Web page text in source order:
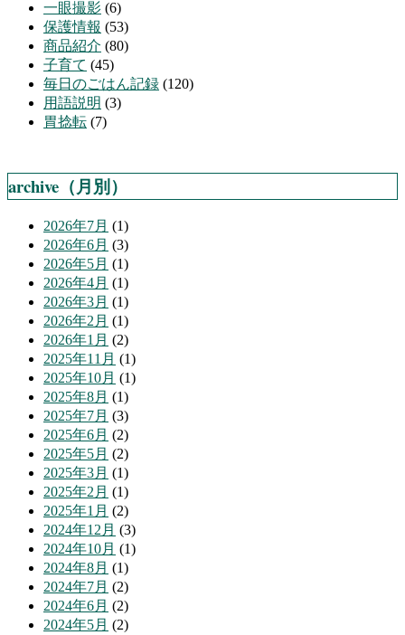
一眼撮影 (6)
保護情報 (53)
商品紹介 (80)
子育て (45)
毎日のごはん記録 (120)
用語説明 (3)
胃捻転 (7)
archive（月別）
2026年7月 (1)
2026年6月 (3)
2026年5月 (1)
2026年4月 (1)
2026年3月 (1)
2026年2月 (1)
2026年1月 (2)
2025年11月 (1)
2025年10月 (1)
2025年8月 (1)
2025年7月 (3)
2025年6月 (2)
2025年5月 (2)
2025年3月 (1)
2025年2月 (1)
2025年1月 (2)
2024年12月 (3)
2024年10月 (1)
2024年8月 (1)
2024年7月 (2)
2024年6月 (2)
2024年5月 (2)